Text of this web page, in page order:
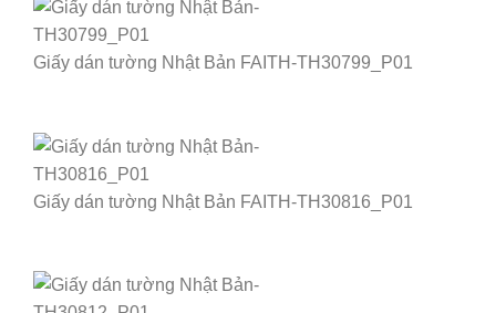
Giấy dán tường Nhật Bản FAITH-TH30799_P01
Giấy dán tường Nhật Bản FAITH-TH30816_P01